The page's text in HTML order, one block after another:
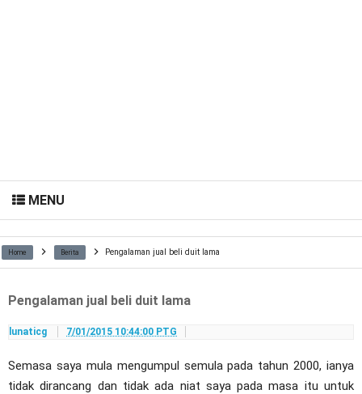
MENU
Home Berita Pengalaman jual beli duit lama
Pengalaman jual beli duit lama
lunaticg 7/01/2015 10:44:00 PTG
Semasa saya mula mengumpul semula pada tahun 2000, ianya
tidak dirancang dan tidak ada niat saya pada masa itu untuk